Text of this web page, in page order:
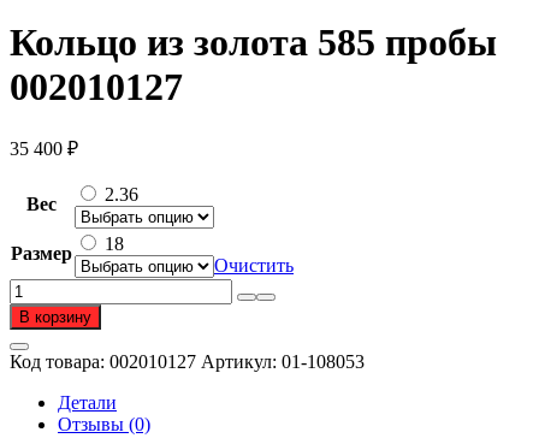
Кольцо из золота 585 пробы
002010127
35 400 ₽
Вес 2.36
Размер
18
Очистить
Количество
товара
Кольцо
из
золота
пробы
В корзину
Код товара: 002010127 Артикул: 01-108053
Детали
Отзывы (0)